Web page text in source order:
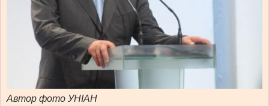
Автор фото УНІАН